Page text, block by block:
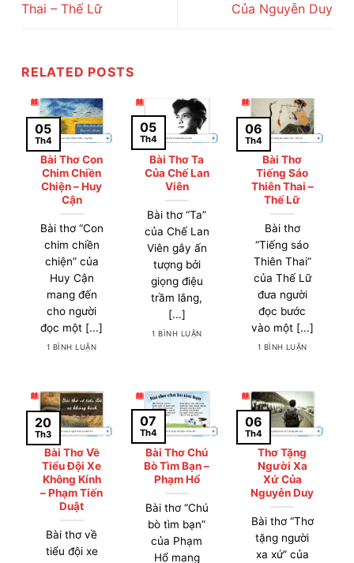
Thai – Thế Lữ
Của Nguyễn Duy
RELATED POSTS
Bài Thơ Con
Chim Chiền
Chiện – Huy
Cận
Bài thơ “Con
chim chiền
chiện” của
Huy Cận
mang đến
cho người
đọc một [...]
1 BÌNH LUẬN
05
Th4
Bài Thơ Ta
Của Chế Lan
Viên
Bài thơ “Ta”
của Chế Lan
Viên gây ấn
tượng bởi
giọng điệu
trầm lắng,
[...]
1 BÌNH LUẬN
05
Th4
Bài Thơ
Tiếng Sáo
Thiên Thai –
Thế Lữ
Bài thơ
“Tiếng sáo
Thiên Thai”
của Thế Lữ
đưa người
đọc bước
vào một [...]
1 BÌNH LUẬN
06
Th4
Bài Thơ Về
Tiểu Đội Xe
Không Kính
– Phạm Tiến
Duật
Bài thơ về
tiểu đội xe
20
Th3
Bài Thơ Chú
Bò Tìm Bạn –
Phạm Hổ
Bài thơ “Chú
bò tìm bạn”
của Phạm
Hổ mang
07
Th4
Thơ Tặng
Người Xa
Xứ Của
Nguyễn Duy
Bài thơ “Thơ
tặng người
xa xứ” của
06
Th4